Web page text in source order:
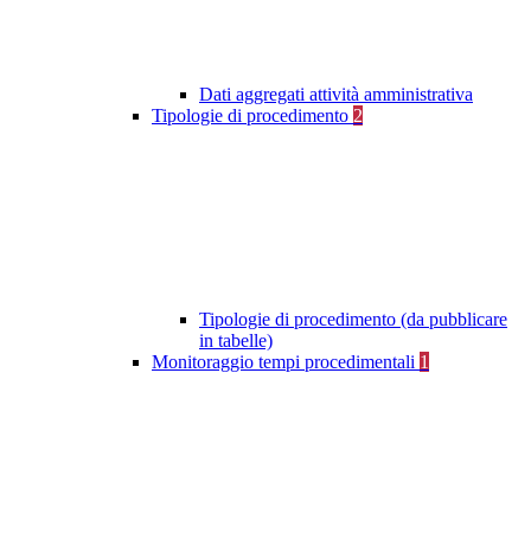
Dati aggregati attività amministrativa
Tipologie di procedimento 2
Tipologie di procedimento (da pubblicare
in tabelle)
Monitoraggio tempi procedimentali 1